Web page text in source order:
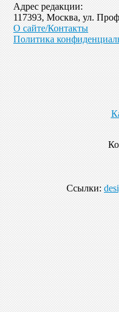
Адрес редакции:
117393, Москва, ул.
О сайте/Контакты
Политика
Ссылки: